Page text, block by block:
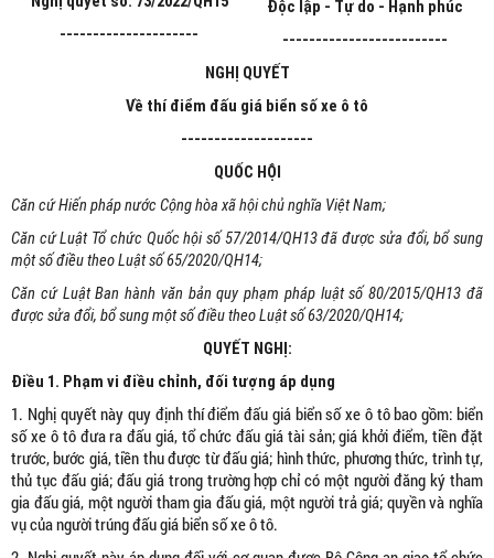
---------------------
Độc lập - Tự do - Hạnh phúc
-------------------------
NGHỊ QUYẾT
Về thí điểm đấu giá biển số xe ô tô
--------------------
QUỐC HỘI
Căn cứ Hiến pháp nước Cộng hòa xã hội chủ nghĩa Việt Nam;
Căn cứ Luật Tổ chức Quốc hội số 57/2014/QH13 đã được sửa đổi, bổ sung
một số điều theo Luật số 65/2020/QH14;
Căn cứ Luật Ban hành văn bản quy phạm pháp luật số 80/2015/QH13 đã
được sửa đổi, bổ sung một số điều theo Luật số 63/2020/QH14;
QUYẾT NGHỊ:
Điều 1. Phạm vi điều chỉnh, đối tượng áp dụng
1. Nghị quyết này quy định thí điểm đấu giá biển số xe ô tô bao gồm: biển
số xe ô tô đưa ra đấu giá, tổ chức đấu giá tài sản; giá khởi điểm, tiền đặt
trước, bước giá, tiền thu được từ đấu giá; hình thức, phương thức, trình tự,
thủ tục đấu giá; đấu giá trong trường hợp chỉ có một người đăng ký tham
gia đấu giá, một người tham gia đấu giá, một người trả giá; quyền và nghĩa
vụ của người trúng đấu giá biển số xe ô tô.